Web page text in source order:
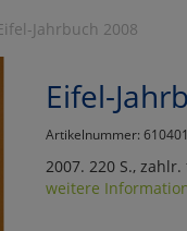
Jahrbuch 2008
Eifel-
Artikelnummer:
2007. 220 S.,
weitere